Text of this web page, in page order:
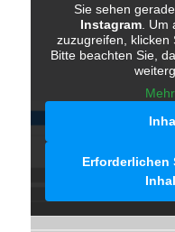
Sie sehen
Instagram .
zuzugreifen, klicken
Bitte beachten Sie,
Erforderlichen